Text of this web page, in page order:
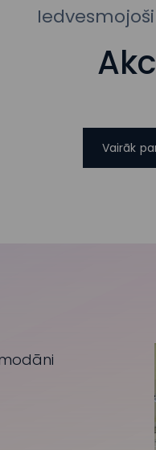
Vairāk